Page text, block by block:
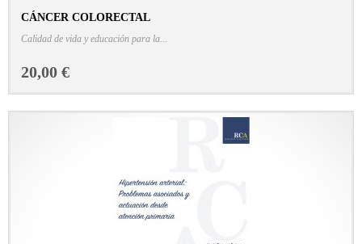
CÁNCER COLORECTAL
Calidad de vida y educación para la...
20,00 €